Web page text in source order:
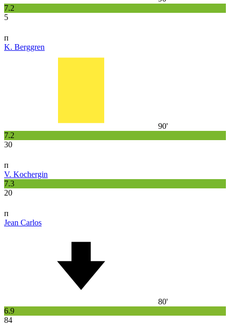
7.2
5
п
K. Berggren
90'
7.2
30
п
V. Kochergin
7.3
20
п
Jean Carlos
80'
6.9
84